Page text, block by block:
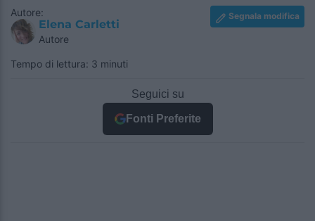
Autore:
Elena Carletti
Autore
Segnala modifica
Tempo di lettura: 3 minuti
Seguici su
Fonti Preferite